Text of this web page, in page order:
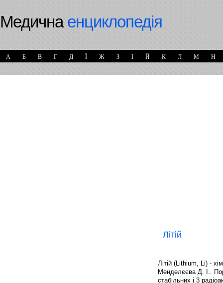
Медичнаенциклопедія
А Б В Г Д Ї Ж З І Й К Л М Н
Літій
Літій (Lithium, Li) -
Менделєєва Д. І..
стабільних і 3